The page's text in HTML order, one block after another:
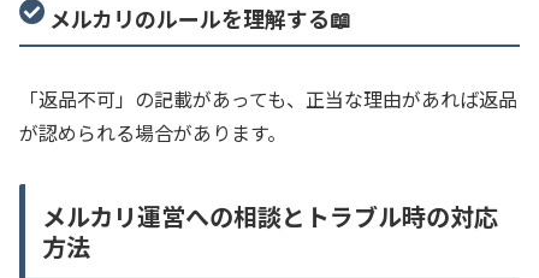
メルカリのルールを理解する📖
「返品不可」の記載があっても、正当な理由があれば返品
が認められる場合があります。
メルカリ運営への相談とトラブル時の対応
方法